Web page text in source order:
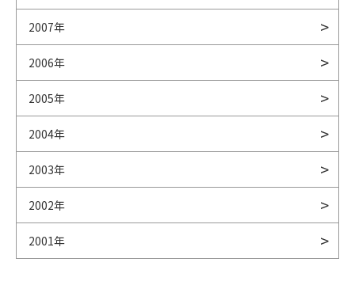
2007年
2006年
2005年
2004年
2003年
2002年
2001年